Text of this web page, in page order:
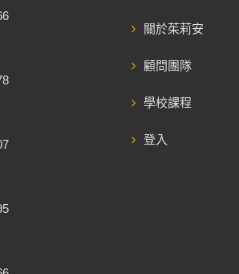
關於茱莉安
顧問團隊
學校課程
登入